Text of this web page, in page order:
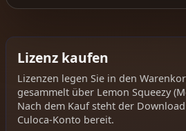
Lizenz kaufen
Lizenzen legen Sie in den
gesammelt über Lemon Squeezy
Nach dem Kauf steht der
Culoca-Konto bereit.